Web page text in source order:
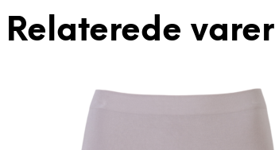
Relaterede varer